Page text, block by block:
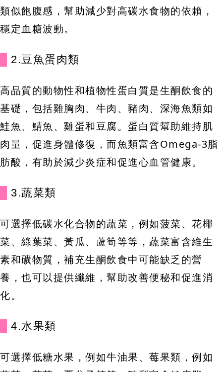
類似飽腹感，幫助減少對高碳水食物的依賴，
穩定血糖波動。
2.豆魚蛋肉類
高品質的動物性和植物性蛋白質是生酮飲食的
基礎，包括雞胸肉、牛肉、豬肉、深海魚類如
鮭魚、鯖魚、雞蛋和豆腐。蛋白質幫助維持肌
肉量，促進身體修復，而魚類富含Omega-3脂
肪酸，有助於減少炎症和促進心血管健康。
3.蔬菜類
可選擇低碳水化合物的蔬菜，例如菠菜、花椰
菜、綠葉菜、黃瓜、蘆筍等等，蔬菜富含維生
素和礦物質，補充生酮飲食中可能缺乏的營
養，也可以提供纖維，幫助改善便秘和促進消
化。
4.水果類
可選擇低糖水果，例如牛油果、莓果類，例如